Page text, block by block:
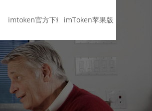
imtoken官方下载 imToken苹果版